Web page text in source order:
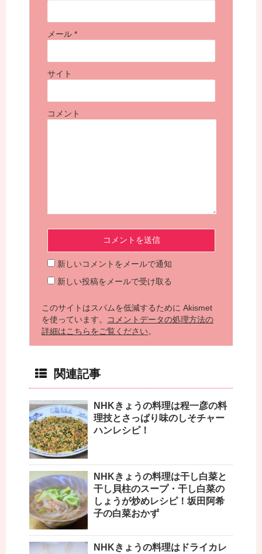
メール *
サイト
コメント
新しいコメントをメールで通知
新しい投稿をメールで受け取る
このサイトはスパムを低減するために Akismet
を使っています。
コメントデータの処理方法の
詳細はこちらをご覧ください。
関連記事
NHKきょうの料理は程一彦の料
理技とさっぱり味のしそチャー
ハンレシピ！
NHKきょうの料理は干し白菜と
干し貝柱のスープ・干し白菜の
しょうが炒めレシピ！坂田阿希
子の白菜おかず
NHKきょうの料理はドライカレ